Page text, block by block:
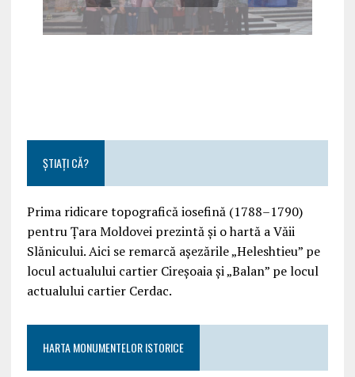
ȘTIAȚI CĂ?
Prima ridicare topografică iosefină (1788–1790)
pentru Țara Moldovei prezintă și o hartă a Văii
Slănicului. Aici se remarcă așezările „Heleshtieu” pe
locul actualului cartier Cireșoaia și „Balan” pe locul
actualului cartier Cerdac.
HARTA MONUMENTELOR ISTORICE